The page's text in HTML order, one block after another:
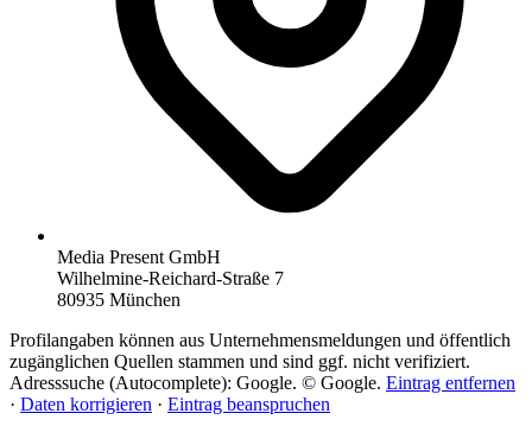
Media Present GmbH
Wilhelmine-Reichard-Straße 7
80935 München
Profilangaben können aus Unternehmensmeldungen und öffentlich
zugänglichen Quellen stammen und sind ggf. nicht verifiziert.
Adresssuche (Autocomplete): Google. © Google. Eintrag entfernen
· Daten korrigieren · Eintrag beanspruchen